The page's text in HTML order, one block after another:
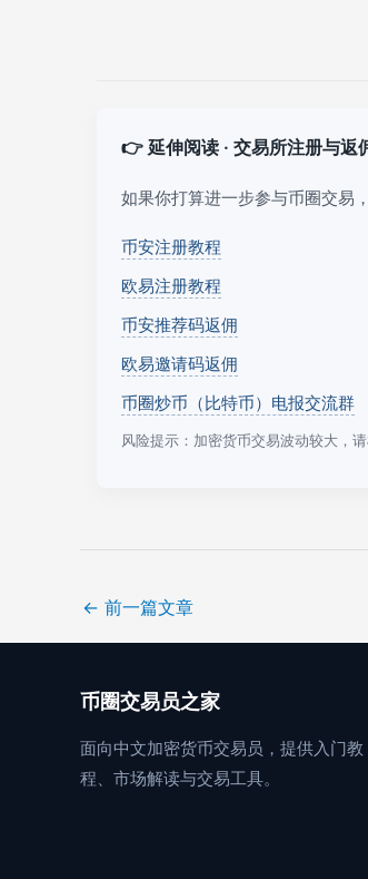
👉 延伸阅读 · 交易所注册与返
如果你打算进一步参与币圈交易
币安注册教程
欧易注册教程
币安推荐码返佣
欧易邀请码返佣
币圈炒币（比特币）电报交流群
风险提示：加密货币交易波动较大，
← 前一篇文章
币圈交易员之家
面向中文加密货币交易员，提供入门教
程、市场解读与交易工具。